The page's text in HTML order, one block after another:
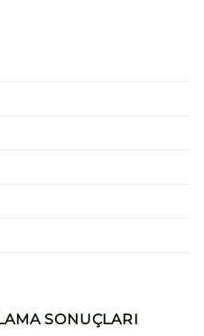
SONUÇLARI